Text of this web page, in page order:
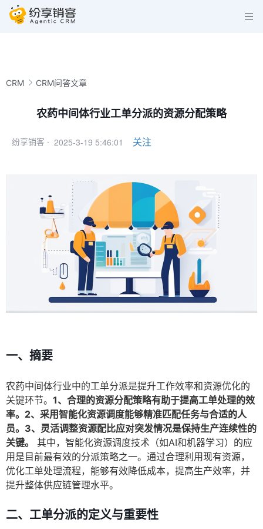
CRM CRM问答文章
农药中间体行业工单分派的资源分配策略
纷享销客 · 2025-3-19 5:46:01 关注
一、摘要
农药中间体行业中的工单分派是提升工作效率和资源优化的
关键环节。 1、合理的资源分配策略有助于提高工单处理的效
率。2、采用智能化资源调度能够精准匹配任务与合适的人
员。3、灵活调整资源配比应对突发情况是保持生产连续性的
关键。
其中，智能化资源调度技术（如AI和机器学习）的应
用是目前最有效的分派策略之一。通过合理利用现有资源，
优化工单处理流程，能够有效降低成本，提高生产效率，并
提升整体供应链管理水平。
二、工单分派的定义与重要性